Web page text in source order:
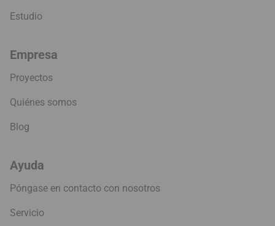
Estudio
Empresa
Proyectos
Quiénes somos
Blog
Ayuda
Póngase en contacto con nosotros
Servicio